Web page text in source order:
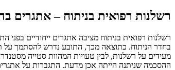
רשלנות רפואית בניתוח – אתגרים
רשלנות רפואית בניתוח מציבה אתגרים ייחודיים
בחדר הניתוח. כתוצאה מכך, התובע נדרש להסתמך על
מעידים על רשלנות, לבין טעויות המהוות סטייה
ההסכמה שניתנה הייתה אכן מדעת. התגברות על